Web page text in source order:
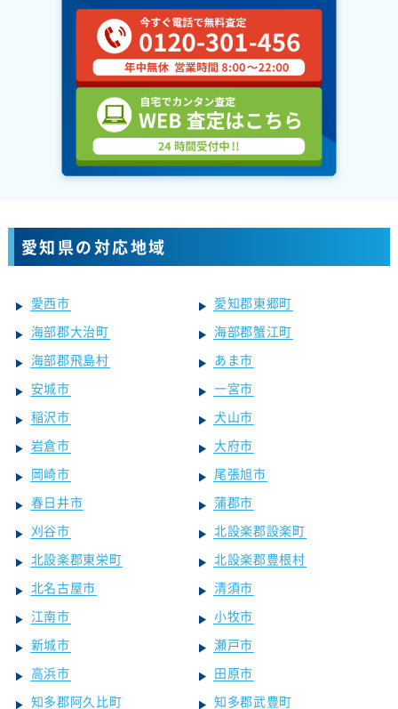
愛知県の対応地域
愛西市
愛知郡東郷町
海部郡大治町
海部郡蟹江町
海部郡飛島村
あま市
安城市
一宮市
稲沢市
犬山市
岩倉市
大府市
岡崎市
尾張旭市
春日井市
蒲郡市
刈谷市
北設楽郡設楽町
北設楽郡東栄町
北設楽郡豊根村
北名古屋市
清須市
江南市
小牧市
新城市
瀬戸市
高浜市
田原市
知多郡阿久比町
知多郡武豊町